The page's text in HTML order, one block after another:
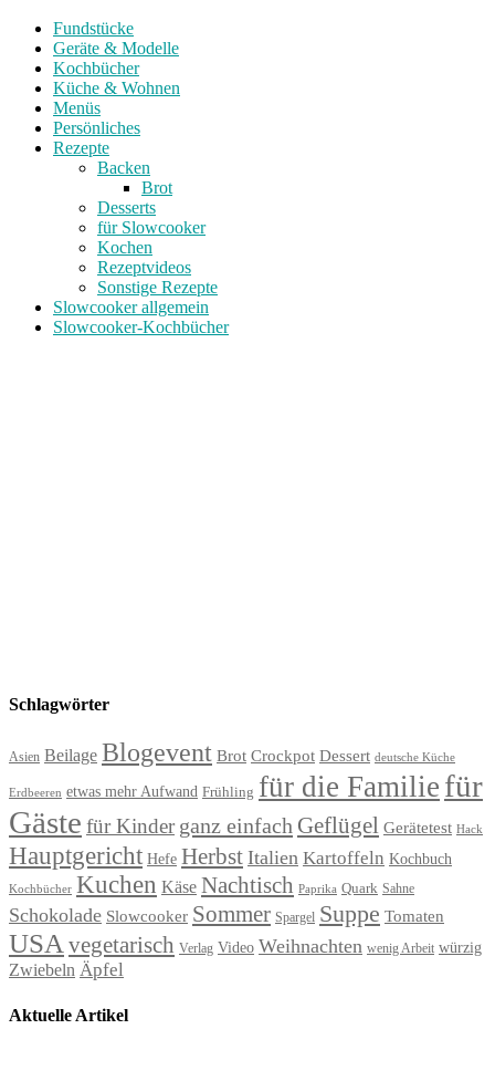
Fundstücke
Geräte & Modelle
Kochbücher
Küche & Wohnen
Menüs
Persönliches
Rezepte
Backen
Brot
Desserts
für Slowcooker
Kochen
Rezeptvideos
Sonstige Rezepte
Slowcooker allgemein
Slowcooker-Kochbücher
Schlagwörter
Asien Beilage Blogevent Brot Crockpot Dessert deutsche Küche
Erdbeeren etwas mehr Aufwand Frühling für die Familie für
Gäste für Kinder ganz einfach Geflügel Gerätetest Hack
Hauptgericht Hefe Herbst Italien Kartoffeln Kochbuch
Kochbücher Kuchen Käse Nachtisch Paprika Quark Sahne
Schokolade Slowcooker Sommer Spargel Suppe Tomaten
USAvegetarisch Verlag Video Weihnachten wenig Arbeit würzig
Zwiebeln Äpfel
Aktuelle Artikel